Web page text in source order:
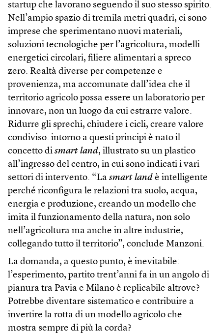
startup che lavorano seguendo il suo stesso spirito.
Nell’ampio spazio di tremila metri quadri, ci sono
imprese che sperimentano nuovi materiali,
soluzioni tecnologiche per l’agricoltura, modelli
energetici circolari, filiere alimentari a spreco
zero. Realtà diverse per competenze e
provenienza, ma accomunate dall’idea che il
territorio agricolo possa essere un laboratorio per
innovare, non un luogo da cui estrarre valore.
Ridurre gli sprechi, chiudere i cicli, creare valore
condiviso: intorno a questi principi è nato il
concetto di smart land, illustrato su un plastico
all’ingresso del centro, in cui sono indicati i vari
settori di intervento. “La smart land è intelligente
perché riconfigura le relazioni tra suolo, acqua,
energia e produzione, creando un modello che
imita il funzionamento della natura, non solo
nell’agricoltura ma anche in altre industrie,
collegando tutto il territorio”, conclude Manzoni.
La domanda, a questo punto, è inevitabile:
l’esperimento, partito trent’anni fa in un angolo di
pianura tra Pavia e Milano è replicabile altrove?
Potrebbe diventare sistematico e contribuire a
invertire la rotta di un modello agricolo che
mostra sempre di più la corda?